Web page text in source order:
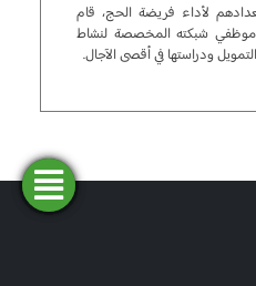
لأداء فريضة الحج، قام
موظفي شبكته المخصصة لنشاط
ودراستها في أقصى الآجال.
ابحث
عن وكالة
طلب
تمويل
المحاكاة
فتح
حساب